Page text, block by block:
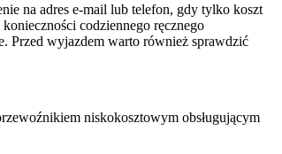
na adres e-mail lub telefon, gdy tylko koszt
codziennego ręcznego
Przed wyjazdem warto również sprawdzić
niskokosztowym obsługującym